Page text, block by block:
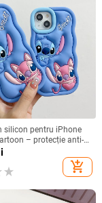
silicon pentru iPhone
– protecție anti-
mat, compatibilă cu
add_shopping_cart